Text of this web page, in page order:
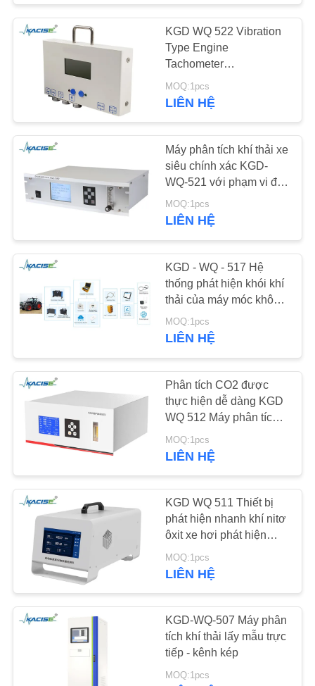
CHÚNG
TÔI
TẤT
CẢ
CÁC
HỢP
YÊU
CẦU
GIÁ
SƠ
TRANG
WEB
CHÍNH
SÁCH
BẢO
MẬT
radar
Cảm biến biến tần
siêu âm
Máy đo lưu lượng
siêu âm
135
Đồng hồ đo lưu
lượng điện từ
134
Bộ cảm biến vòng
xoáy điện tử
KGD WQ 522 Vibration
Type Engine
Tachometer
Communication
Inductive Pulse
Electrical Parameter
Signal (Thiếu hiệu bắt
lửa mô phỏng)
MOQ:1pcs
LIÊN HỆ
Máy phân tích khí thải xe
siêu chính xác KGD-
WQ-521 với phạm vi đo
CO2 16.01-18.0 ×10−2
MOQ:1pcs
LIÊN HỆ
KGD - WQ - 517 Hệ
thống phát hiện khói khí
thải của máy móc không
đường / xe diesel
MOQ:1pcs
LIÊN HỆ
Phân tích CO2 được
thực hiện dễ dàng KGD
WQ 512 Máy phân tích
khí thải xe ô tô Xe diesel
với thời gian sưởi ấm
trước 30 phút
MOQ:1pcs
LIÊN HỆ
KGD WQ 511 Thiết bị
phát hiện nhanh khí nitơ
ôxit xe hơi phát hiện
nhanh và chính xác với
độ phân giải 1ppm
MOQ:1pcs
LIÊN HỆ
KGD-WQ-507 Máy phân
tích khí thải lấy mẫu trực
tiếp - kênh kép
MOQ:1pcs